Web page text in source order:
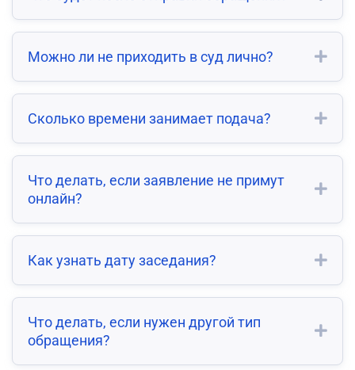
Можно ли не приходить в суд лично?
Сколько времени занимает подача?
Что делать, если заявление не примут
онлайн?
Как узнать дату заседания?
Что делать, если нужен другой тип
обращения?